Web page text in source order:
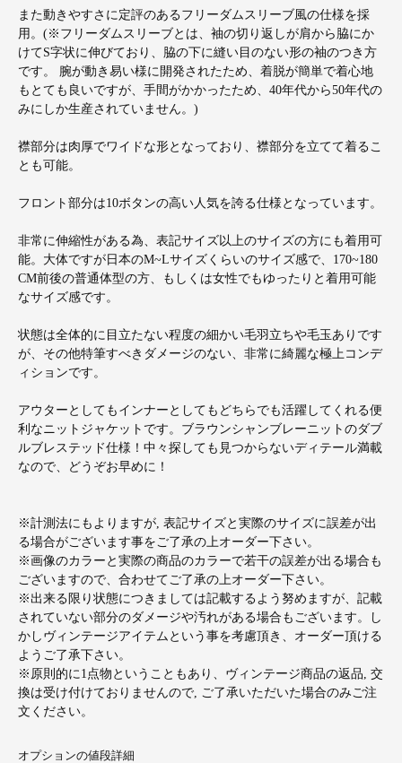
また動きやすさに定評のあるフリーダムスリーブ風の仕様を採
用。(※フリーダムスリーブとは、袖の切り返しが肩から脇にか
けてS字状に伸びており、脇の下に縫い目のない形の袖のつき方
です。 腕が動き易い様に開発されたため、着脱が簡単で着心地
もとても良いですが、手間がかかったため、40年代から50年代の
みにしか生産されていません。)
襟部分は肉厚でワイドな形となっており、襟部分を立てて着るこ
とも可能。
フロント部分は10ボタンの高い人気を誇る仕様となっています。
非常に伸縮性がある為、表記サイズ以上のサイズの方にも着用可
能。大体ですが日本のM~Lサイズくらいのサイズ感で、170~180
CM前後の普通体型の方、もしくは女性でもゆったりと着用可能
なサイズ感です。
状態は全体的に目立たない程度の細かい毛羽立ちや毛玉ありです
が、その他特筆すべきダメージのない、非常に綺麗な極上コンデ
ィションです。
アウターとしてもインナーとしてもどちらでも活躍してくれる便
利なニットジャケットです。ブラウンシャンブレーニットのダブ
ルブレステッド仕様！中々探しても見つからないディテール満載
なので、どうぞお早めに！
※計測法にもよりますが, 表記サイズと実際のサイズに誤差が出
る場合がございます事をご了承の上オーダー下さい。
※画像のカラーと実際の商品のカラーで若干の誤差が出る場合も
ございますので、合わせてご了承の上オーダー下さい。
※出来る限り状態につきましては記載するよう努めますが、記載
されていない部分のダメージや汚れがある場合もございます。し
かしヴィンテージアイテムという事を考慮頂き、オーダー頂ける
ようご了承下さい。
※原則的に1点物ということもあり、ヴィンテージ商品の返品, 交
換は受け付けておりませんので, ご了承いただいた場合のみご注
文ください。
オプションの値段詳細